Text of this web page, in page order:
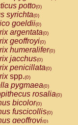
potto(0)
syrichta(0)
goeldii(0)
argentata(0)
geoffroyi(0)
humeralifer(0)
jacchus(0)
penicillata(0)
spp.(0)
pygmaea(0)
rosalia(0)
bicolor(0)
fuscicollis(0)
geoffroyi(0)